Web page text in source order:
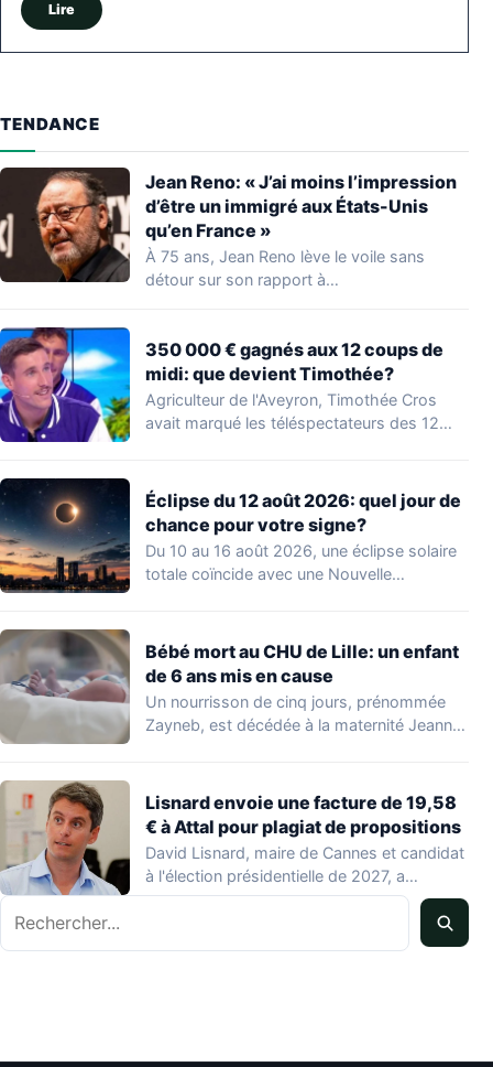
Lire
TENDANCE
Jean Reno: « J’ai moins l’impression
d’être un immigré aux États-Unis
qu’en France »
À 75 ans, Jean Reno lève le voile sans
détour sur son rapport à…
350 000 € gagnés aux 12 coups de
midi: que devient Timothée?
Agriculteur de l'Aveyron, Timothée Cros
avait marqué les téléspectateurs des 12
Éclipse du 12 août 2026: quel jour de
chance pour votre signe?
Du 10 au 16 août 2026, une éclipse solaire
totale coïncide avec une Nouvelle…
Bébé mort au CHU de Lille: un enfant
de 6 ans mis en cause
Un nourrisson de cinq jours, prénommée
Zayneb, est décédée à la maternité Jeanne
Lisnard envoie une facture de 19,58
€ à Attal pour plagiat de propositions
David Lisnard, maire de Cannes et candidat
à l'élection présidentielle de 2027, a
accusé…
Rechercher